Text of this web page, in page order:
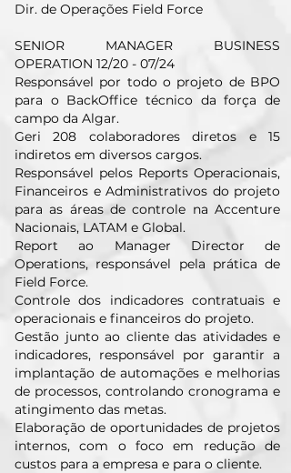
Dir. de Operações Field Force
SENIOR MANAGER BUSINESS
OPERATION 12/20 - 07/24
Responsável por todo o projeto de BPO
para o BackOffice técnico da força de
campo da Algar.
Geri 208 colaboradores diretos e 15
indiretos em diversos cargos.
Responsável pelos Reports Operacionais,
Financeiros e Administrativos do projeto
para as áreas de controle na Accenture
Nacionais, LATAM e Global.
Report ao Manager Director de
Operations, responsável pela prática de
Field Force.
Controle dos indicadores contratuais e
operacionais e financeiros do projeto.
Gestão junto ao cliente das atividades e
indicadores, responsável por garantir a
implantação de automações e melhorias
de processos, controlando cronograma e
atingimento das metas.
Elaboração de oportunidades de projetos
internos, com o foco em redução de
custos para a empresa e para o cliente.